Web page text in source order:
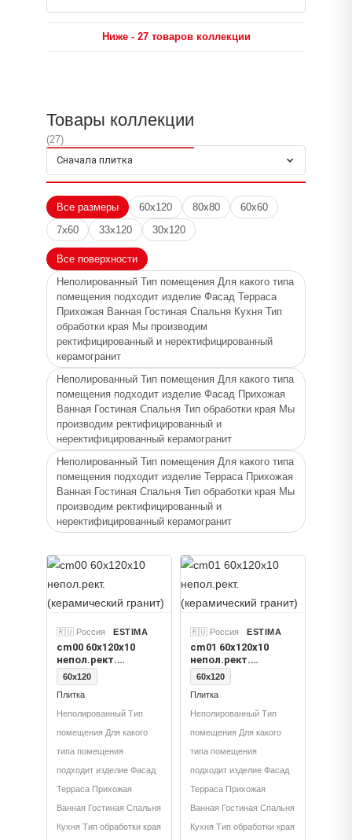
Поверхность
Неполированный Тип помещения Для какого типа
керамогранит, Неполированный Тип помещения
Для какого типа помещения подходит изделие
Фасад Прихожая Ванная Гостиная Спальня Тип
обработки края Мы производим
ректифицированный и неректифицированный
керамогранит, Неполированный Тип помещения
Для какого типа помещения подходит изделие
Терраса Прихожая Ванная Гостиная Спальня Тип
обработки края Мы производим
ректифицированный и неректифицированный
керамогранит
Толщина
9, 10, 11
Применение
Плитка
Цвет
Космос Дизайн Модерн Бежевый Толщина,
Космос Дизайн Модерн Серый Толщина, Космос
Дизайн Модерн Белый Толщина
Ниже - 27 товаров коллекции
Товары коллекции
(27)
Сначала плитка
Все размеры 60x120 80x80
60x60
7x60
33x120 30x120
Все поверхности
Неполированный Тип помещения Для какого типа
помещения подходит изделие Фасад Терраса
Прихожая Ванная Гостиная Спальня Кухня Тип
обработки края Мы производим
ректифицированный и неректифицированный
керамогранит
Неполированный Тип помещения Для какого типа
помещения подходит изделие Фасад Прихожая
Ванная Гостиная Спальня Тип обработки края Мы
производим ректифицированный и
неректифицированный керамогранит
Неполированный Тип помещения Для какого типа
помещения подходит изделие Терраса Прихожая
Ванная Гостиная Спальня Тип обработки края Мы
производим ректифицированный и
неректифицированный керамогранит
🇷🇺 Россия ESTIMA
cm00 60x120x10
непол.рект.
(керамический
гранит)
60x120
Плитка
Неполированный Тип
помещения Для какого
типа помещения
подходит изделие Фасад
Терраса Прихожая
Ванная Гостиная Спальня
Кухня Тип обработки края
🇷🇺 Россия ESTIMA
cm01 60x120x10
непол.рект.
(керамический
гранит)
60x120
Плитка
Неполированный Тип
помещения Для какого
типа помещения
подходит изделие Фасад
Терраса Прихожая
Ванная Гостиная Спальня
Кухня Тип обработки края